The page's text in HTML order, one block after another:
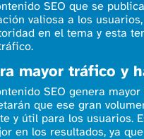
SEO que se
valiosa a los
en el tema y esta
mayor tráfico y
SEO genera
que ese gran
y útil para los usuarios.
en los resultados, ya